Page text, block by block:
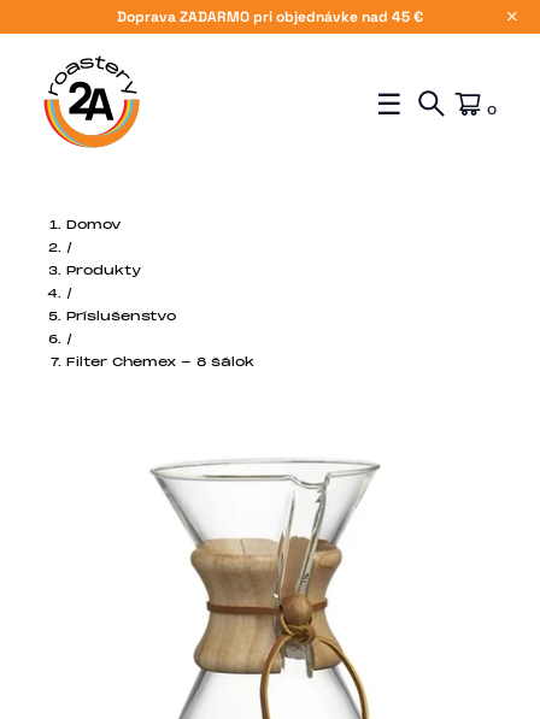
Doprava ZADARMO pri objednávke nad 45 € X
☰ 0
Domov
/
Produkty
/
Príslušenstvo
/
Filter Chemex - 8 šálok